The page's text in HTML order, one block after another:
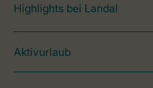
Highlights bei Landal
Aktivurlaub